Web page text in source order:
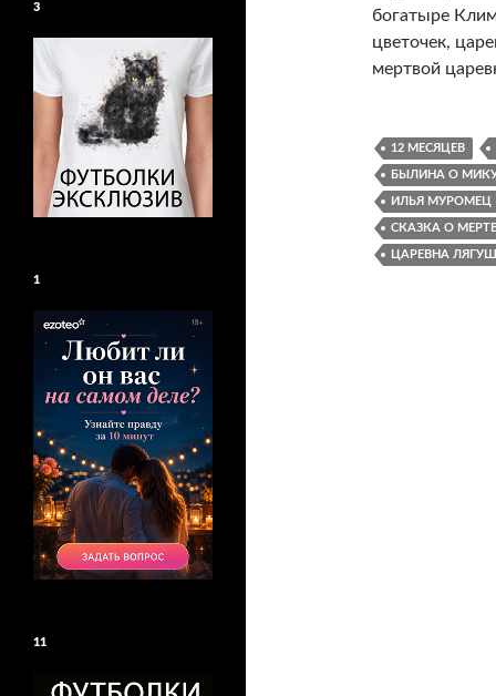
богатыре
цветочек,
мертвой
12 МЕСЯЦЕВ
БЫЛИНА О
ИЛЬЯ МУРОМЕЦ
СКАЗКА О
ЦАРЕВНА
3
1
11